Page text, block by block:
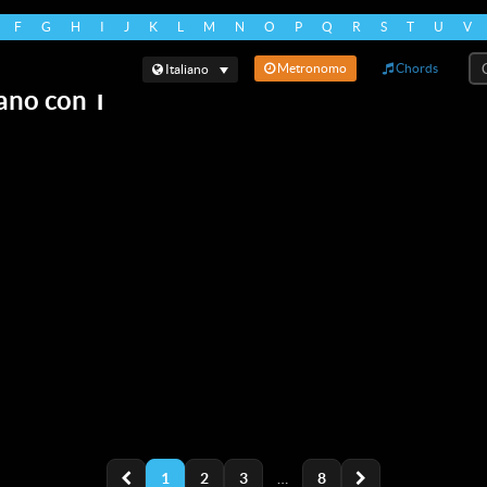
F G H I J K L M N O P Q R S T U V
Italiano Metronomo Chords
con T
1 2 3 8